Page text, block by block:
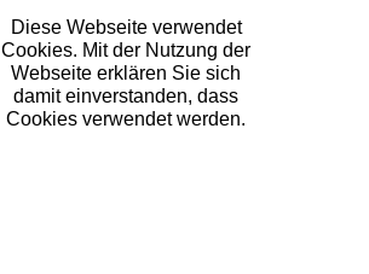
Diese Webseite verwendet
Cookies. Mit der Nutzung der
Webseite erklären Sie sich
damit einverstanden, dass
Cookies verwendet werden.